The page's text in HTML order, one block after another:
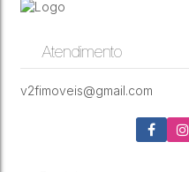
Atendimento
v2fimoveis@gmail.com